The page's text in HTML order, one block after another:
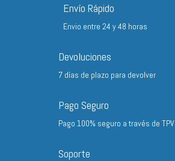
29,30 €
Envío Rápido
Envio entre 24 y 48 horas
Devoluciones
7 días de plazo para devolver
Pago Seguro
Pago 100% seguro a través de TPV
Soporte